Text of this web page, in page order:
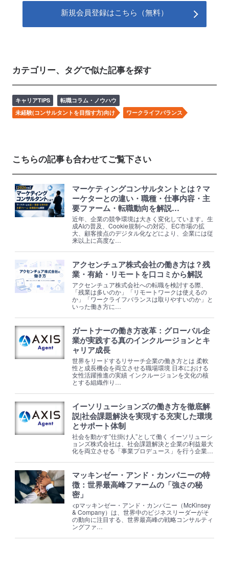
新規会員登録はこちら（無料）
カテゴリー、タグで似た記事を探す
キャリアTIPS
転職コラム・ノウハウ
未経験(コンサルタントを目指す方)向け
ワークライフバランス
こちらの記事も合わせてご覧下さい
マーケティングコンサルタントとは？マ
ーケターとの違い・職種・仕事内容・主
要ファーム・転職動向を解説…
近年、企業の競争環境は大きく変化しています。生
成AIの普及、Cookie規制への対応、EC市場の拡
大、顧客接点のデジタル化などにより、企業には従
来以上に高度な…
アクセンチュア株式会社の働き方は？残
業・有給・リモートを口コミから解説
アクセンチュア株式会社への転職を検討する際、
「残業は多いのか」「リモートワークは使えるの
か」「ワークライフバランスは取りやすいのか」と
いった働き方に…
ガートナーの働き方改革：グローバル企
業が実践する真のインクルージョンとキ
ャリア成長
世界をリードするリサーチ企業の働き方とは 柔軟
性と成長機会を両立させる職場環境 日本における
女性活躍推進の実績 インクルージョンを文化の核
とする組織作り…
イーソリューションズの働き方を徹底解
説|社会課題解決を実現する充実した環境
とサポート体制
社会を動かす”仕掛け人”として働く イーソリューシ
ョンズ株式会社は、社会課題解決と企業の利益最大
化を両立させる「事業プロデュース」を行う企業…
マッキンゼー・アンド・カンパニーの特
徴：世界最高峰ファームの「強さの秘
密」
<pマッキンゼー・アンド・カンパニー（McKinsey
& Company）は、世界中のビジネスリーダーがそ
の動向に注目する、世界最高峰の戦略コンサルティ
ングファ…